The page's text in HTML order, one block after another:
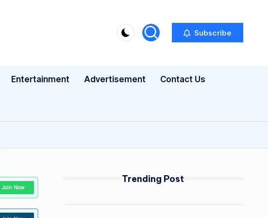
Subscribe
Entertainment Advertisement Contact Us
Join Now
Trending Post